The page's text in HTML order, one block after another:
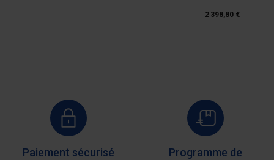
2 398,80 €
Paiement sécurisé
Programme de